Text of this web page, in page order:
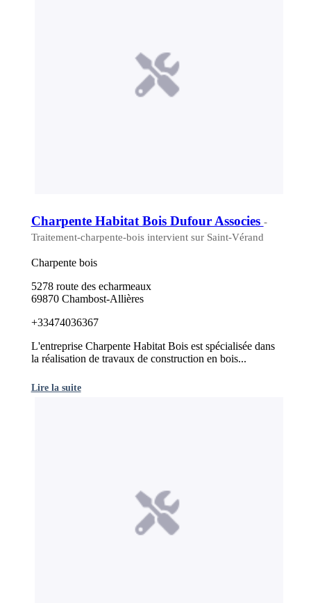
Charpente Habitat Bois Dufour Associes -
Traitement-charpente-bois intervient sur Saint-Vérand
Charpente bois
5278 route des echarmeaux
69870 Chambost-Allières
+33474036367
L'entreprise Charpente Habitat Bois est spécialisée dans
la réalisation de travaux de construction en bois...
Lire la suite